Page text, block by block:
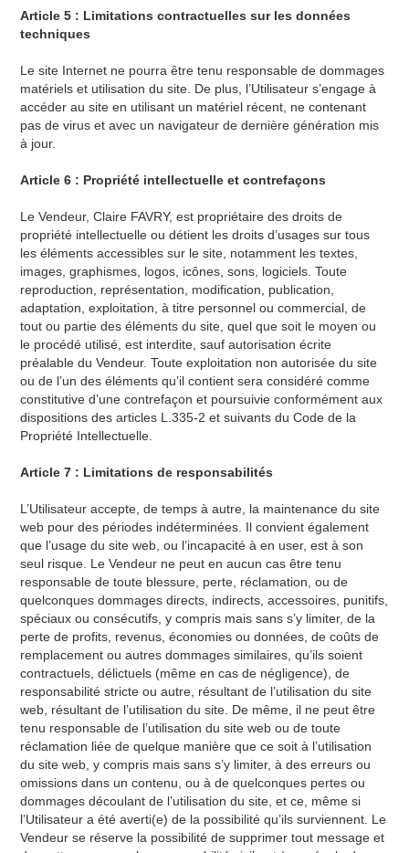
Article 5 : Limitations contractuelles sur les données
techniques
Le site Internet ne pourra être tenu responsable de dommages
matériels et utilisation du site. De plus, l’Utilisateur s’engage à
accéder au site en utilisant un matériel récent, ne contenant
pas de virus et avec un navigateur de dernière génération mis
à jour.
Article 6 : Propriété intellectuelle et contrefaçons
Le Vendeur, Claire FAVRY, est propriétaire des droits de
propriété intellectuelle ou détient les droits d’usages sur tous
les éléments accessibles sur le site, notamment les textes,
images, graphismes, logos, icônes, sons, logiciels. Toute
reproduction, représentation, modification, publication,
adaptation, exploitation, à titre personnel ou commercial, de
tout ou partie des éléments du site, quel que soit le moyen ou
le procédé utilisé, est interdite, sauf autorisation écrite
préalable du Vendeur. Toute exploitation non autorisée du site
ou de l’un des éléments qu’il contient sera considéré comme
constitutive d’une contrefaçon et poursuivie conformément aux
dispositions des articles L.335-2 et suivants du Code de la
Propriété Intellectuelle.
Article 7 : Limitations de responsabilités
L’Utilisateur accepte, de temps à autre, la maintenance du site
web pour des périodes indéterminées. Il convient également
que l’usage du site web, ou l’incapacité à en user, est à son
seul risque. Le Vendeur ne peut en aucun cas être tenu
responsable de toute blessure, perte, réclamation, ou de
quelconques dommages directs, indirects, accessoires, punitifs,
spéciaux ou consécutifs, y compris mais sans s’y limiter, de la
perte de profits, revenus, économies ou données, de coûts de
remplacement ou autres dommages similaires, qu’ils soient
contractuels, délictuels (même en cas de négligence), de
responsabilité stricte ou autre, résultant de l’utilisation du site
web, résultant de l’utilisation du site. De même, il ne peut être
tenu responsable de l’utilisation du site web ou de toute
réclamation liée de quelque manière que ce soit à l’utilisation
du site web, y compris mais sans s’y limiter, à des erreurs ou
omissions dans un contenu, ou à de quelconques pertes ou
dommages découlant de l’utilisation du site, et ce, même si
l’Utilisateur a été averti(e) de la possibilité qu’ils surviennent. Le
Vendeur se réserve la possibilité de supprimer tout message et